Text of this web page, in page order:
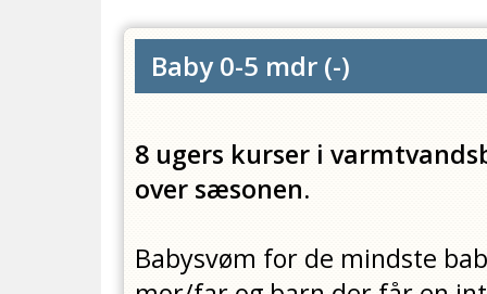
Baby 0-5 mdr (-)
8 ugers kurser i
over sæsonen.
Babysvøm for de mindste